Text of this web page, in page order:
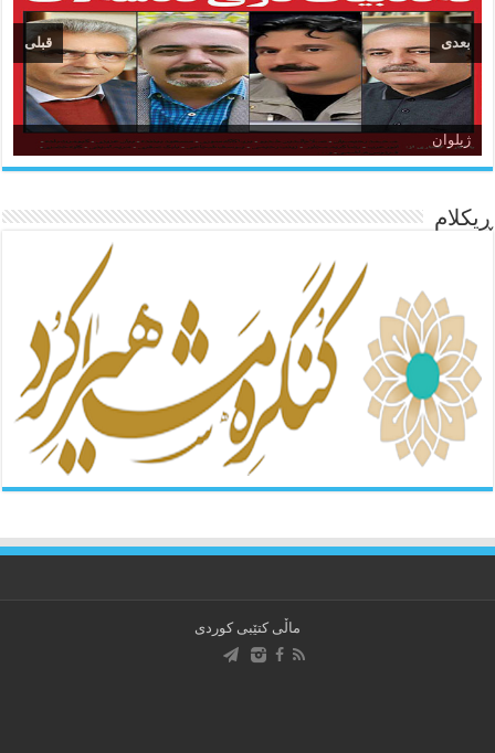
ژیلوان
ده‌نگی کوردستان
ئاژانسی هەواڵی مێهر
قبلی بعدی
ڕیکلام
ماڵی کتێبی کوردی